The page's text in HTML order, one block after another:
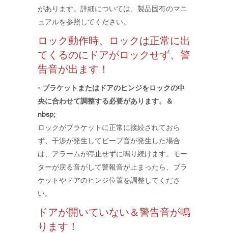
があります。詳細については、製品固有のマニ
ュアルを参照してください。
ロック動作時、ロックは正常に出
てくるのにドアがロックせず、警
告音が出ます！
- ブラケットまたはドアのヒンジをロックの中
央に合わせて調整する必要があります。＆
nbsp;
ロックがブラケットに正常に接続されておら
ず、干渉が発生してビープ音が発生した場合
は、アラームが停止せずに鳴り続けます。モー
ターが戻る音がして警報音が止まったら、ブラ
ケットやドアのヒンジ位置を調整してくださ
い。
ドアが開いていない＆警告音が鳴
ります！